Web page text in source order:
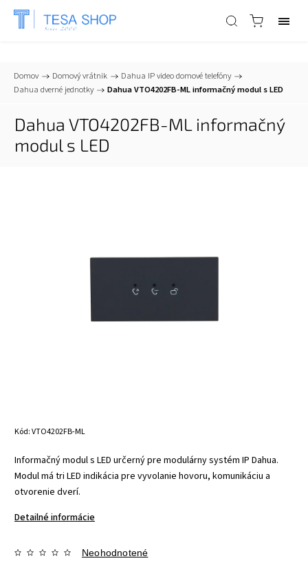
📞+421 903 553 805 info@tesa-systems.sk
Domov / Domový vrátnik / Dahua IP video domové telefóny /
Dahua dverné jednotky / Dahua VTO4202FB-ML informačný modul s LED
Dahua VTO4202FB-ML informačný
modul s LED
Kód:VTO4202FB-ML
Informačný modul s LED určerný pre modulárny systém IP Dahua.
Modul má tri LED indikácia pre vyvolanie hovoru, komunikáciu a
otvorenie dverí.
Detailné informácie
Neohodnotené